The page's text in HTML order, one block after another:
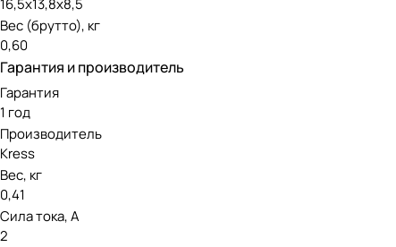
16,5x13,8x8,5
Вес (брутто), кг
0,60
Гарантия и производитель
Гарантия
1 год
Производитель
Kress
Вес, кг
0,41
Сила тока, А
2